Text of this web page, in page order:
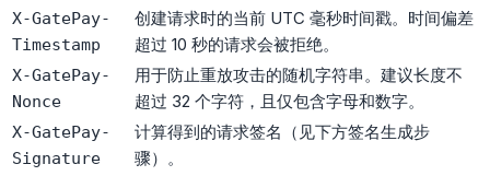
X-GatePay-
Timestamp
创建请求时的当前 UTC 毫秒时间戳。时间偏差
超过 10 秒的请求会被拒绝。
X-GatePay-
Nonce
用于防止重放攻击的随机字符串。建议长度不
超过 32 个字符，且仅包含字母和数字。
X-GatePay-
Signature
计算得到的请求签名（见下方签名生成步
骤）。